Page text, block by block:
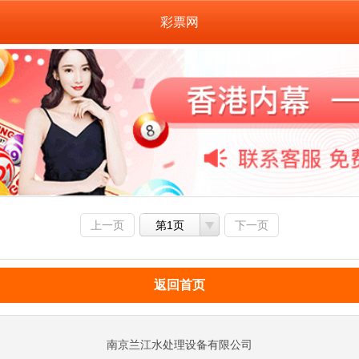
彩票网
上一页 第1页 下一页
返回首页
南京兰江水处理设备有限公司